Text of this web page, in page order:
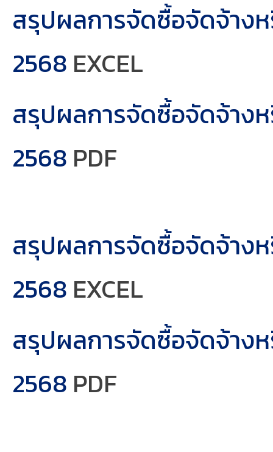
สรุปผลการจัดซื้อจัดจ้าง
2568 EXCEL
สรุปผลการจัดซื้อจัดจ้าง
2568 PDF
สรุปผลการจัดซื้อจัดจ้าง
2568 EXCEL
สรุปผลการจัดซื้อจัดจ้าง
2568 PDF